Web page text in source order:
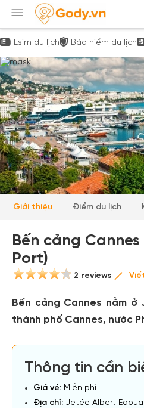
Esim du lịch Bảo hiểm du lịch
Giới thiệu Điểm du lịch
Bến cảng Cannes
Port)
2 reviews
Bến cảng Cannes nằm
thành phố Cannes, nước
Thông tin cần
Giá vé: Miễn phí
Địa chỉ: Jetée Albert